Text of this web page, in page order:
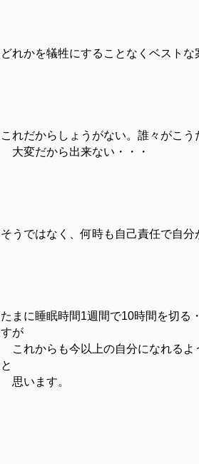
どれかを犠牲にすることなくベストな
これだからしょうがない。誰々がこ
大変だから出来ない・・・
そうではなく、何時も自己責任で自
たまに睡眠時間1週間で10時間を切る
すが
これからも今以上の自分になれるよ
と
思います。